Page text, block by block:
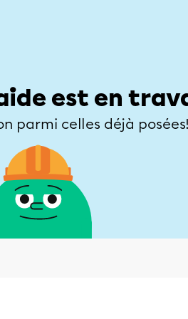
est en
parmi celles déjà posées!